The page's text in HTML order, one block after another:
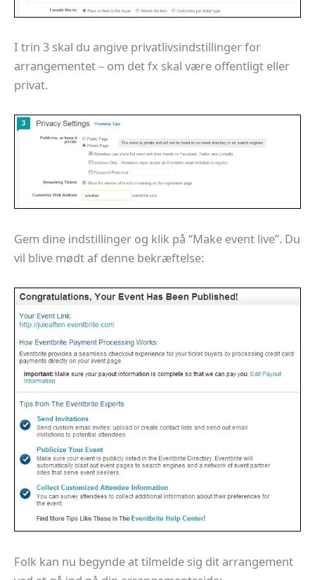
I trin 3 skal du angive privatlivsindstillinger for
arrangementet – om det fx skal være offentligt eller
privat.
Gem dine indstillinger og klik på “Make event live”. Du
vil blive mødt af denne bekræftelse:
Folk kan nu begynde at tilmelde sig dit arrangement